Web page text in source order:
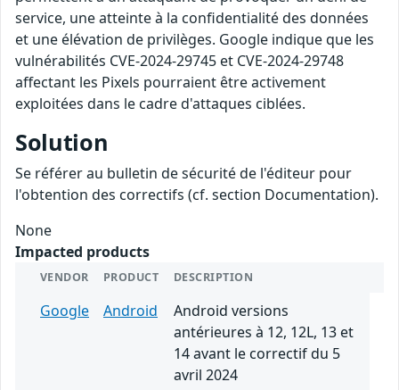
service, une atteinte à la confidentialité des données
et une élévation de privilèges. Google indique que les
vulnérabilités CVE-2024-29745 et CVE-2024-29748
affectant les Pixels pourraient être activement
exploitées dans le cadre d'attaques ciblées.
Solution
Se référer au bulletin de sécurité de l'éditeur pour
l'obtention des correctifs (cf. section Documentation).
None
Impacted products
VENDOR PRODUCT DESCRIPTION
Google Android
Android versions
antérieures à 12, 12L, 13 et
14 avant le correctif du 5
avril 2024